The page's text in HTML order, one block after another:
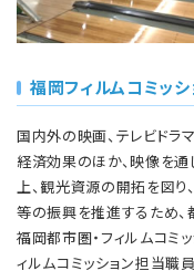
福岡フィルムコミッシ
国内外の映画、テレビドラ
経済効果のほか、映像を通
上、観光資源の開拓を図
等の振興を推進するため、
福岡都市圏・フィルムコミ
ィルムコミッション担当職